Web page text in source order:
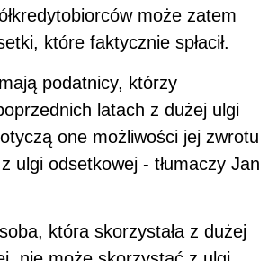
może zatem
które faktycznie spłacił.
podatnicy, którzy
latach z dużej ulgi
one możliwości jej zwrotu
ulgi odsetkowej - tłumaczy Jan
która skorzystała z dużej